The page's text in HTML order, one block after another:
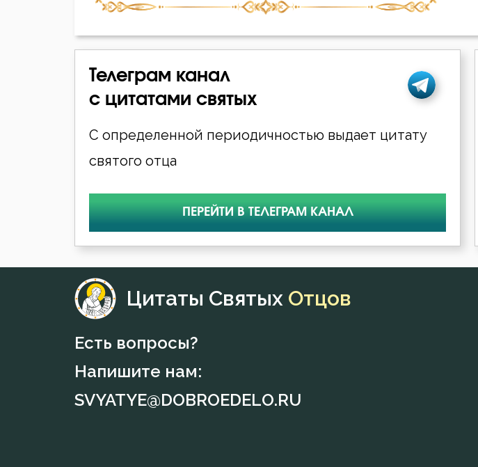
Телеграм канал
с цитатами святых
С определенной периодичностью выдает цитату
святого отца
ПЕРЕЙТИ В ТЕЛЕГРАМ КАНАЛ
Цитаты Святых Отцов
Есть вопросы?
Напишите нам:
SVYATYE@DOBROEDELO.RU